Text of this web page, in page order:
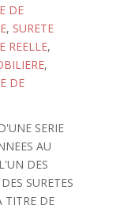
DE
, SURETE
REELLE,
,
DE
SERIE
AU
DES
SURETES
TITRE DE